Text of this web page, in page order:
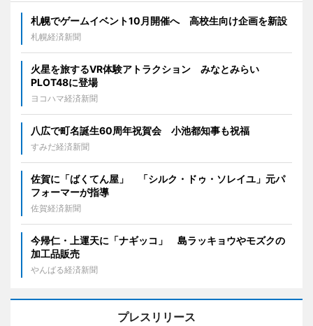
札幌でゲームイベント10月開催へ 高校生向け企画を新設
札幌経済新聞
火星を旅するVR体験アトラクション みなとみらい
PLOT48に登場
ヨコハマ経済新聞
八広で町名誕生60周年祝賀会 小池都知事も祝福
すみだ経済新聞
佐賀に「ばくてん屋」 「シルク・ドゥ・ソレイユ」元パ
フォーマーが指導
佐賀経済新聞
今帰仁・上運天に「ナギッコ」 島ラッキョウやモズクの
加工品販売
やんばる経済新聞
プレスリリース